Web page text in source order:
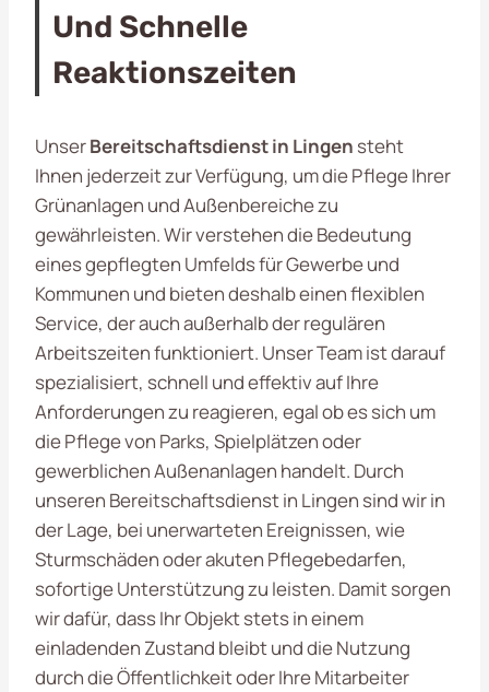
Und Schnelle
Reaktionszeiten
UnserBereitschaftsdienst in Lingen steht
Ihnen jederzeit zur Verfügung, um die Pflege Ihrer
Grünanlagen und Außenbereiche zu
gewährleisten. Wir verstehen die Bedeutung
eines gepflegten Umfelds für Gewerbe und
Kommunen und bieten deshalb einen flexiblen
Service, der auch außerhalb der regulären
Arbeitszeiten funktioniert. Unser Team ist darauf
spezialisiert, schnell und effektiv auf Ihre
Anforderungen zu reagieren, egal ob es sich um
die Pflege von Parks, Spielplätzen oder
gewerblichen Außenanlagen handelt. Durch
unseren Bereitschaftsdienst in Lingen sind wir in
der Lage, bei unerwarteten Ereignissen, wie
Sturmschäden oder akuten Pflegebedarfen,
sofortige Unterstützung zu leisten. Damit sorgen
wir dafür, dass Ihr Objekt stets in einem
einladenden Zustand bleibt und die Nutzung
durch die Öffentlichkeit oder Ihre Mitarbeiter